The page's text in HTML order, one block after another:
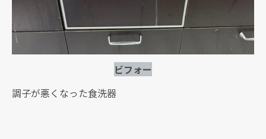
ビフォー
調子が悪くなった食洗器